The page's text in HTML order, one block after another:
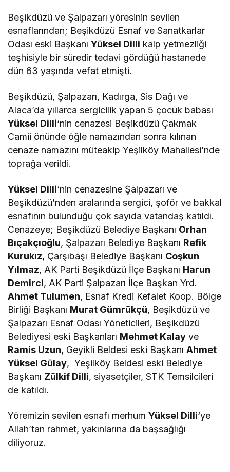
Beşikdüzü ve Şalpazarı yöresinin sevilen
esnaflarından; Beşikdüzü Esnaf ve Sanatkarlar
Odası eski BaşkanıYüksel Dilli kalp yetmezliği
teşhisiyle bir süredir tedavi gördüğü hastanede
dün 63 yaşında vefat etmişti.
Beşikdüzü, Şalpazarı, Kadırga, Sis Dağı ve
Alaca’da yıllarca sergicilik yapan 5 çocuk babası
Yüksel Dilli‘nin cenazesi Beşikdüzü Çakmak
Camii önünde öğle namazından sonra kılınan
cenaze namazını müteakip Yeşilköy Mahallesi’nde
toprağa verildi.
Yüksel Dilli‘nin cenazesine Şalpazarı ve
Beşikdüzü’nden aralarında sergici, şoför ve bakkal
esnafının bulunduğu çok sayıda vatandaş katıldı.
Cenazeye; Beşikdüzü Belediye Başkanı Orhan
Bıçakçıoğlu, Şalpazarı Belediye Başkanı Refik
Kurukız, Çarşıbaşı Belediye Başkanı Coşkun
Yılmaz, AK Parti Beşikdüzü İlçe Başkanı Harun
Demirci, AK Parti Şalpazarı İlçe Başkan Yrd.
Ahmet Tulumen, Esnaf Kredi Kefalet Koop. Bölge
Birliği Başkanı Murat Gümrükçü, Beşikdüzü ve
Şalpazarı Esnaf Odası Yöneticileri, Beşikdüzü
Belediyesi eski Başkanları Mehmet Kalay ve
Ramis Uzun, Geyikli Beldesi eski BaşkanıAhmet
Yüksel Gülay, Yeşilköy Beldesi eski Belediye
Başkanı Zülkif Dilli, siyasetçiler, STK Temsilcileri
de katıldı.
Yöremizin sevilen esnafı merhumYüksel Dilli‘ye
Allah’tan rahmet, yakınlarına da başsağlığı
diliyoruz.